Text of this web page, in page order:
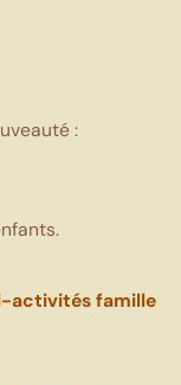
:
activités famille